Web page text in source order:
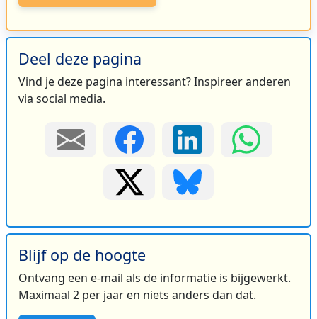
Deel deze pagina
Vind je deze pagina interessant? Inspireer anderen
via social media.
Blijf op de hoogte
Ontvang een e-mail als de informatie is bijgewerkt.
Maximaal 2 per jaar en niets anders dan dat.